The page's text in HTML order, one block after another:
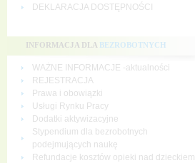
DEKLARACJA DOSTĘPNOŚCI
INFORMACJA DLA BEZROBOTNYCH
WAŻNE INFORMACJE -aktualności
REJESTRACJA
Prawa i obowiązki
Usługi Rynku Pracy
Dodatki aktywizacyjne
Stypendium dla bezrobotnych
podejmujących naukę
Refundacje kosztów opieki nad dzieckiem